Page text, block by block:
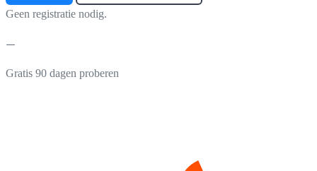
Geen registratie nodig.
Gratis 90 dagen proberen